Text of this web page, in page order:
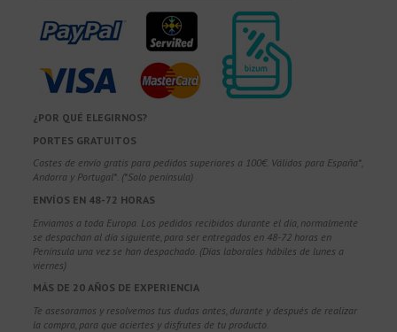
¿POR QUÉ ELEGIRNOS?
PORTES GRATUITOS
Costes de envío gratis para pedidos superiores a 100€. Válidos para España*,
Andorra y Portugal*. (*Solo península)
ENVÍOS EN 48-72 HORAS
Enviamos a toda Europa. Los pedidos recibidos durante el día, normalmente
se despachan al día siguiente, para ser entregados en 48-72 horas en
Península una vez se han despachado. (Días laborales hábiles de lunes a
viernes)
MÁS DE 20 AÑOS DE EXPERIENCIA
Te asesoramos y resolvemos tus dudas antes, durante y después de realizar
la compra, para que aciertes y disfrutes de tu producto.